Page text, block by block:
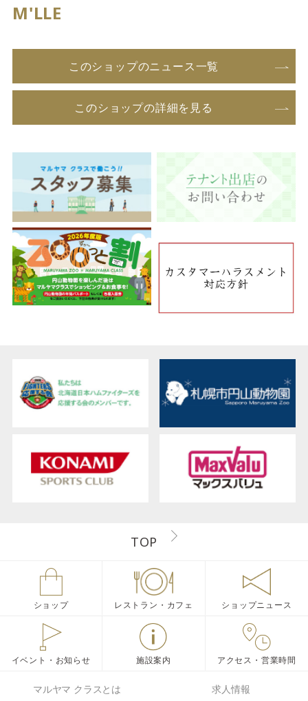
M'LLE
このショップのニュース一覧
このショップの詳細を見る
TOP
ショップ レストラン・カフェ ショップニュース
イベント・お知らせ 施設案内 アクセス・営業時間
マルヤマ クラスとは 求人情報